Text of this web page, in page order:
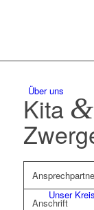
Über uns
Unser
Kita &
Anschrift